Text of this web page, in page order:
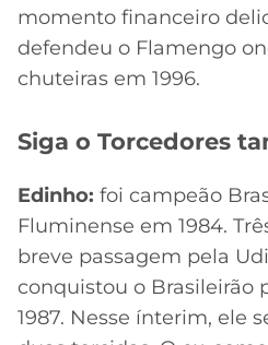
momento financeiro
defendeu o Flamengo
chuteiras em 1996.
Siga o Torcedores
Edinho: foi campeão
Fluminense em 1984.
breve passagem pela
conquistou o Brasileirão
1987. Nesse ínterim, ele